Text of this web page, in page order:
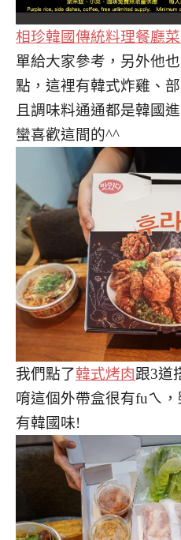
相珍韓國傳統料理餐廳
單給大家參考，另外他
點，這裡有韓式炸雞、
且調味料通通都是韓國
蠻喜歡這間的^^
我們點了韓式烤肉跟3道
唷這個外帶盒很有fuㄟ
有韓國味!